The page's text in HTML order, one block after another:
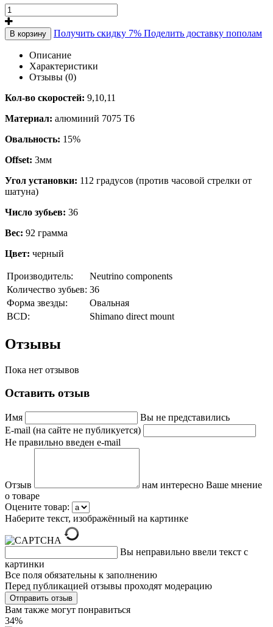
В корзину Получить скидку 7% Поделить доставку пополам
Описание
Характеристики
Отзывы (0)
Кол-во скоростей: 9,10,11
Материал: алюминий 7075 Т6
Овальность: 15%
Offset: 3мм
Угол установки: 112 градусов (против часовой стрелки от
шатуна)
Число зубьев: 36
Вес: 92 грамма
Цвет: черный
Производитель:
Neutrino components
Количество зубьев: 36
Форма звезды:
Овальная
BCD:
Shimano direct mount
Отзывы
Пока нет отзывов
Оставить отзыв
Имя
Вы не представились
E-mail (на сайте не публикуется)
Не правильно введен e-mail
Отзыв
нам интересно Ваше мнение
о товаре
Оцените товар:
Наберите текст, изображённый на картинке
Вы неправильно ввели текст с
картинки
Все поля обязательны к заполнению
Перед публикацией отзывы проходят модерацию
Вам также могут понравиться
34%